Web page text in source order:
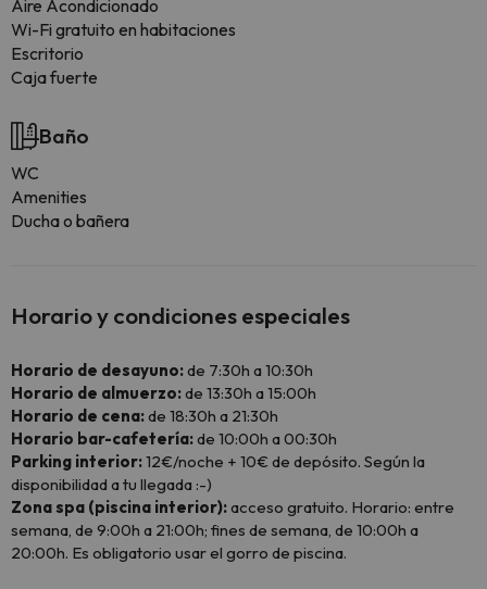
Aire Acondicionado
Wi-Fi gratuito en habitaciones
Escritorio
Caja fuerte
Baño
WC
Amenities
Ducha o bañera
Horario y condiciones especiales
Horario de desayuno:de 7:30h a 10:30h
Horario de almuerzo:de 13:30h a 15:00h
Horario de cena:de 18:30h a 21:30h
Horario bar-cafetería:de 10:00h a 00:30h
Parking interior:12€/noche + 10€ de depósito. Según la
disponibilidad a tu llegada :-)
Zona spa (piscina interior):acceso gratuito. Horario: entre
semana, de 9:00h a 21:00h; fines de semana, de 10:00h a
20:00h. Es obligatorio usar el gorro de piscina.